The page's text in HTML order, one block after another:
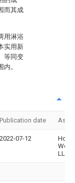
而其成
用淋浴
实用新
等同变
。
Publication date
2022-07-12
LLC